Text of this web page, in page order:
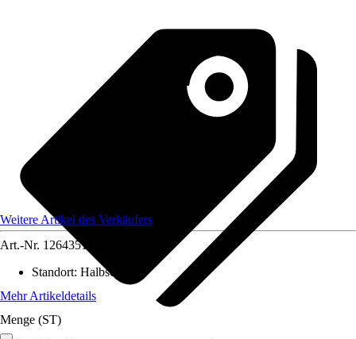
Weitere Artikel des Verkäufers
Art.-Nr. 12643514
Standort: Halbschatten
Mehr Artikeldetails
Menge (ST)